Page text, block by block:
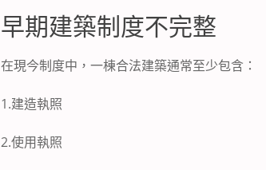
早期建築制度不完整
在現今制度中，一棟合法建築通常至少包含：
1.建造執照
2.使用執照